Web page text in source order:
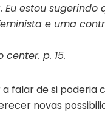
estou
e uma
p. 15.
falar de si
novas